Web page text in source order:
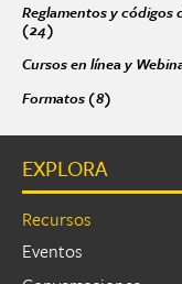
Reglamentos y códigos
(24)
Cursos en línea y
Formatos (8)
EXPLORA
Recursos
Eventos